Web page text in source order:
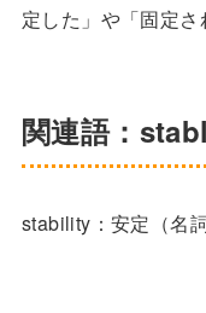
定した」や「固定さ
関連語：
stability：安定（名詞